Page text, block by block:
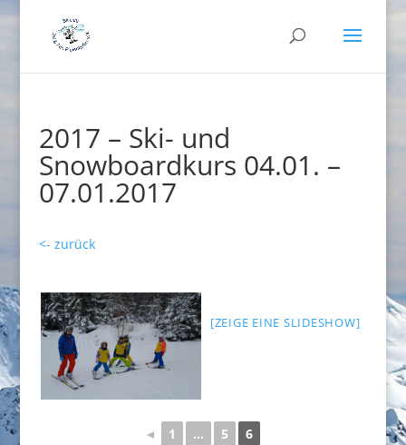
2017 – Ski- und
Snowboardkurs 04.01. –
07.01.2017
<- zurück
[ZEIGE EINE SLIDESHOW]
◄ 1 ... 5 6